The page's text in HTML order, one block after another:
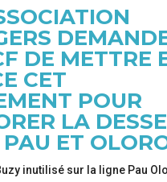
DE METTRE
CET
POUR
LA
PAU ET
inutilisé sur la ligne Pau